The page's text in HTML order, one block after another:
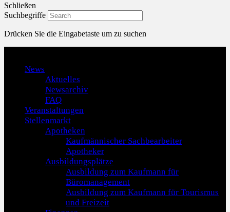
Schließen
Suchbegriffe
Drücken Sie die Eingabetaste um zu suchen
News
Aktuelles
Newsarchiv
FAQ
Veranstaltungen
Stellenmarkt
Apotheken
Kaufmännischer Sachbearbeiter
Apotheker
Ausbildungsplätze
Ausbildung zum Kaufmann für
Büromanagement
Ausbildung zum Kaufmann für Tourismus
und Freizeit